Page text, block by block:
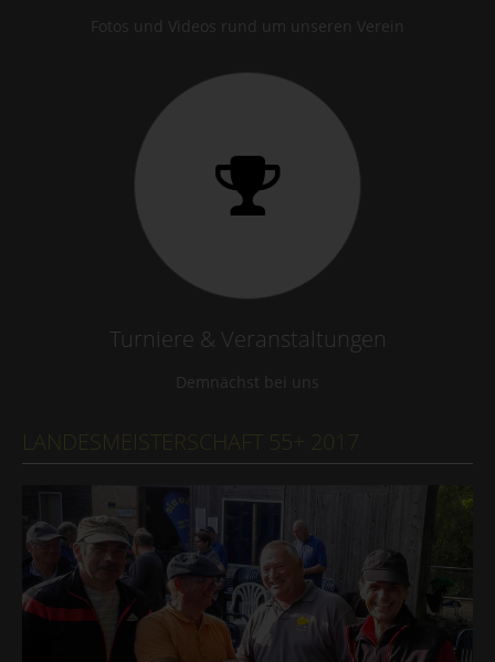
Fotos und Videos rund um unseren Verein
Turniere & Veranstaltungen
Demnächst bei uns